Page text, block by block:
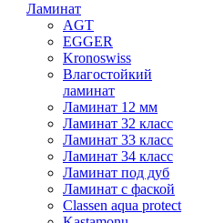
Ламинат
AGT
EGGER
Kronoswiss
Влагостойкий
ламинат
Ламинат 12 мм
Ламинат 32 класс
Ламинат 33 класс
Ламинат 34 класс
Ламинат под дуб
Ламинат с фаской
Classen aqua protect